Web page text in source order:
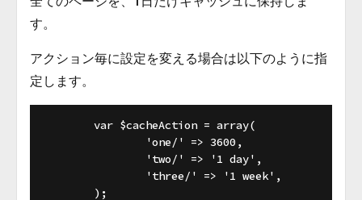
す。
アクション毎に設定を変える場合は以下のように指
定します。